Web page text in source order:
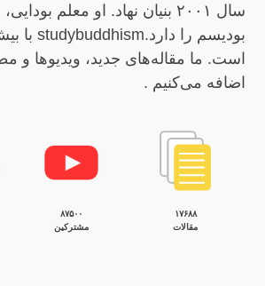
است. ما مقاله‌های جدید، ویدیوها و
اضافه می‌کنیم .
۱۷۶۸۸
مقالات
۸۷۵۰۰
مشترکین